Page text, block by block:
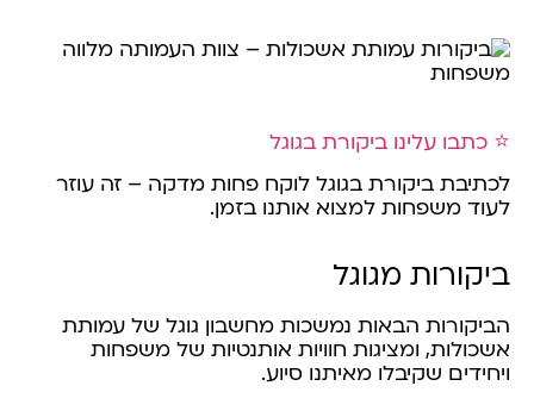
⭐ כתבו עלינו ביקורת בגוגל
לכתיבת ביקורת בגוגל לוקח פחות מדקה – זה עוזר
לעוד משפחות למצוא אותנו בזמן.
ביקורות מגוגל
הביקורות הבאות נמשכות מחשבון גוגל של עמותת
אשכולות, ומציגות חוויות אותנטיות של משפחות
ויחידים שקיבלו מאיתנו סיוע.